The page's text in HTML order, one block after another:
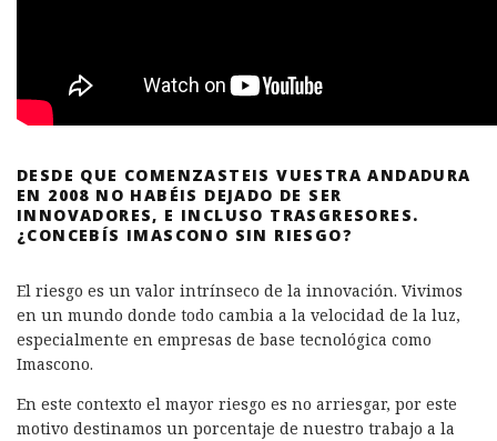
DESDE QUE COMENZASTEIS VUESTRA ANDADURA
EN 2008 NO HABÉIS DEJADO DE SER
INNOVADORES, E INCLUSO TRASGRESORES.
¿CONCEBÍS IMASCONO SIN RIESGO?
El riesgo es un valor intrínseco de la innovación. Vivimos
en un mundo donde todo cambia a la velocidad de la luz,
especialmente en empresas de base tecnológica como
Imascono.
En este contexto el mayor riesgo es no arriesgar, por este
motivo destinamos un porcentaje de nuestro trabajo a la